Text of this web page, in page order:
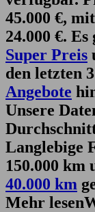
45.000 €,
24.000 €. Es
Super Preis
den letzten
Angebote
Unsere
Langlebige
150.000 km
40.000 km
Mehr lesen